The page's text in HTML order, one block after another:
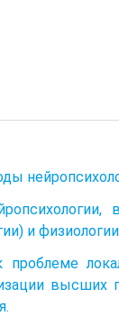
и
высших